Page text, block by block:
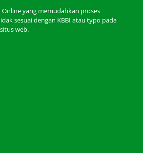
Online yang memudahkan proses
sesuai dengan KBBI atau typo pada
web.